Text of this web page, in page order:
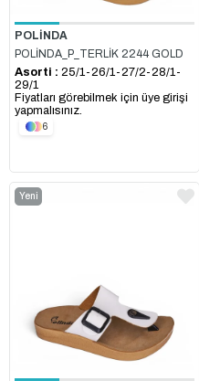
POLİNDA
POLİNDA_P_TERLİK 2244 GOLD
Asorti : 25/1-26/1-27/2-28/1-
29/1
Fiyatları görebilmek için üye girişi
yapmalısınız.
6
Yeni